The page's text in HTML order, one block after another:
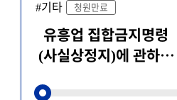
#기타 청원만료
유흥업 집합금지명령
(사실상정지)에 관하여